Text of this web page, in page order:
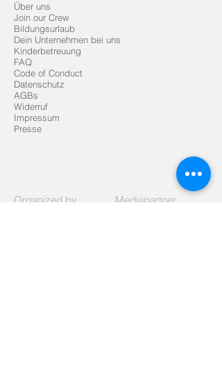
Über uns
Join our Crew
Bildungsurlaub
Dein Unternehmen bei uns
Kinderbetreuung
FAQ
Code of Conduct
Datenschutz
AGBs
Widerruf
Impressum
Presse
Organized by Mediapartner